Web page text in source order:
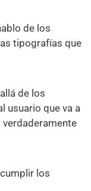
de los
tipografías que
de los
usuario que va a
verdaderamente
los